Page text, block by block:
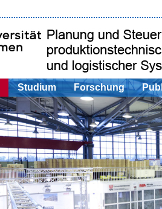
Studium Forschung